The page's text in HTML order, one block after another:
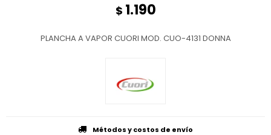
$ 1.190
PLANCHA A VAPOR CUORI MOD. CUO-4131 DONNA
Métodos y costos de envío